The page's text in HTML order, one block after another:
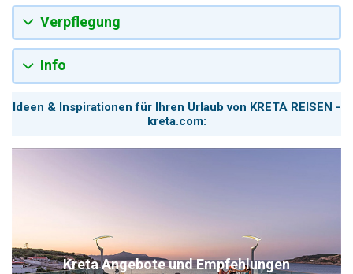
Verpflegung
Info
Ideen & Inspirationen für Ihren Urlaub von KRETA REISEN -
kreta.com:
Kreta Angebote und Empfehlungen